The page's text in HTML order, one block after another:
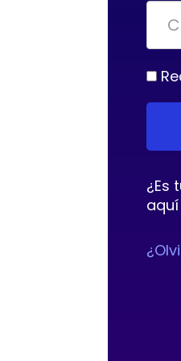
¿Es